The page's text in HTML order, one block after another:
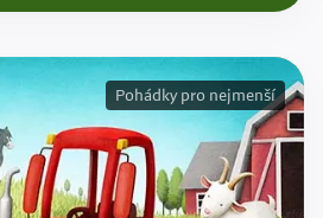
Pohádky pro nejmenší